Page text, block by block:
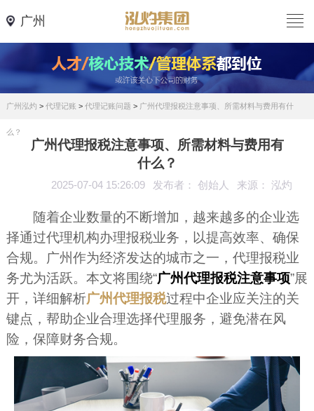
广州
广州泓灼 > 代理记账 > 代理记账问题 > 广州代理报税注意事项、所需材料与费用有什
么？
广州代理报税注意事项、所需材料与费用有
什么？
2025-07-04 15:26:09 发布者： 创始人 来源： 泓灼
随着企业数量的不断增加，越来越多的企业选
择通过代理机构办理报税业务，以提高效率、确保
合规。广州作为经济发达的城市之一，代理报税业
务尤为活跃。本文将围绕“广州代理报税注意事项”展
开，详细解析广州代理报税过程中企业应关注的关
键点，帮助企业合理选择代理服务，避免潜在风
险，保障财务合规。